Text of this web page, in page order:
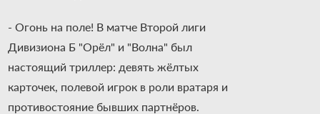
- Огонь на поле! В матче Второй лиги
Дивизиона Б "Орёл" и "Волна" был
настоящий триллер: девять жёлтых
карточек, полевой игрок в роли вратаря и
противостояние бывших партнёров.